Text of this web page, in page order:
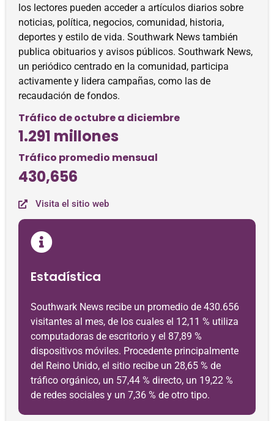
los lectores pueden acceder a artículos diarios sobre
noticias, política, negocios, comunidad, historia,
deportes y estilo de vida. Southwark News también
publica obituarios y avisos públicos. Southwark News,
un periódico centrado en la comunidad, participa
activamente y lidera campañas, como las de
recaudación de fondos.
Tráfico de octubre a diciembre
1.291 millones
Tráfico promedio mensual
430,656
Visita el sitio web
Estadística
Southwark News recibe un promedio de 430.656
visitantes al mes, de los cuales el 12,11 % utiliza
computadoras de escritorio y el 87,89 %
dispositivos móviles. Procedente principalmente
del Reino Unido, el sitio recibe un 28,65 % de
tráfico orgánico, un 57,44 % directo, un 19,22 %
de redes sociales y un 7,36 % de otro tipo.